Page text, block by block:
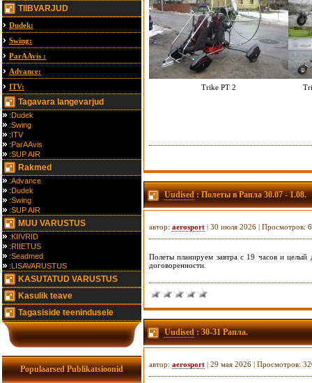
TIIBVARJUD
Dudek:
Swing:
ParAAvis :
Advance:
ITV:
Tagavara langevarjud
:Dudek
:Swing
:ITV
:ParAAvis
:SUP AIR
Rakmed
:Advance
:Dudek
:Swing
:SUP AIR
MUU VARUSTUS
:KIIVRID
:RIIETUS
:Seadmed
:LISAVARUSTUS
KASUTATUD VARUSTUS
Kasulik teave
Tagasiside teenindusele
Populaarsed Publikatsioonid
Trike PT 2
Uudised: Полеты в Рапла 30.07 - 1.08.
автор: aerosport | 30 июля 2026 | Просмотров:
Полеты планируем завтра с 19 часов и целый
договоренности.
Uudised: 30-31 Рапла.
автор: aerosport | 29 мая 2026 | Просмотров: